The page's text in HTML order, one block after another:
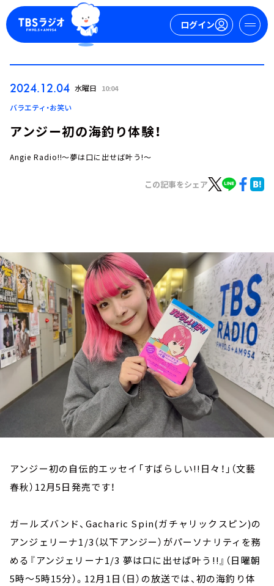
ログイン
ログイン
トピックス
TBS Podcast
お知らせ
イベント・グッズ
YouTube
会社情報
2024.12.04 水曜日 10:04
バラエティ・お笑い
アンジー初の海釣り体験！
Angie Radio!!～夢は口に出せば叶う!～
この記事をシェア
アンジー初の自伝的エッセイ「すばらしい!!日々！」（文藝
春秋）12月5日発売です！
ガールズバンド、Gacharic Spin(ガチャリックスピン)の
アンジェリーナ1/3（以下アンジー）がパーソナリティを務
める 『アンジェリーナ1/3 夢は口に出せば叶う!!』（日曜朝
5時～5時15分）。12月1日（日）の放送では、初の海釣り体